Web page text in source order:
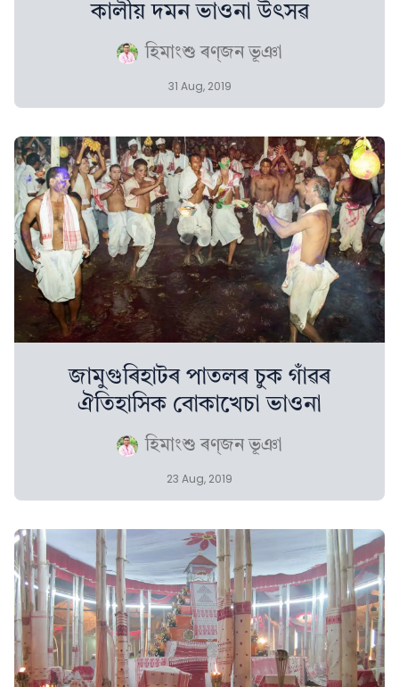
কালীয় দমন ভাওনা উৎসৱ
হিমাংশু ৰণ্‌জন ভূঞা
31 Aug, 2019
জামুগুৰিহাটৰ পাতলৰ চুক গাঁৱৰ
ঐতিহাসিক বোকাখেচা ভাওনা
হিমাংশু ৰণ্‌জন ভূঞা
23 Aug, 2019